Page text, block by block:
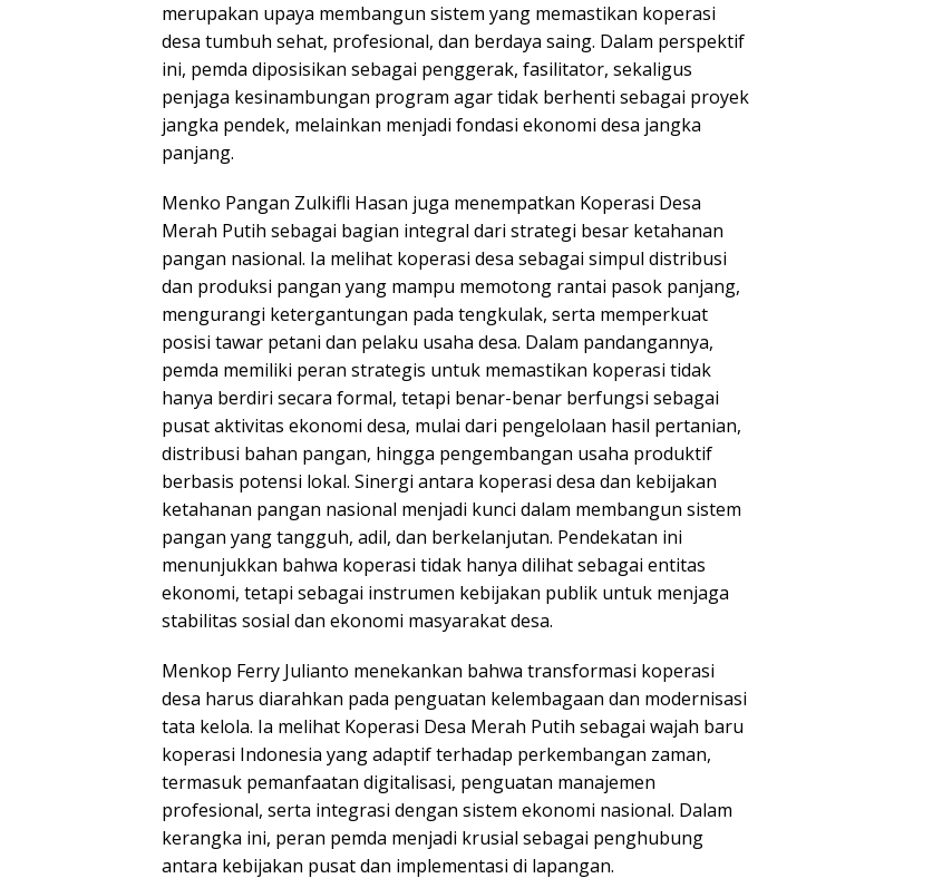
merupakan upaya membangun sistem yang memastikan koperasi
desa tumbuh sehat, profesional, dan berdaya saing. Dalam perspektif
ini, pemda diposisikan sebagai penggerak, fasilitator, sekaligus
penjaga kesinambungan program agar tidak berhenti sebagai proyek
jangka pendek, melainkan menjadi fondasi ekonomi desa jangka
panjang.
Menko Pangan Zulkifli Hasan juga menempatkan Koperasi Desa
Merah Putih sebagai bagian integral dari strategi besar ketahanan
pangan nasional. Ia melihat koperasi desa sebagai simpul distribusi
dan produksi pangan yang mampu memotong rantai pasok panjang,
mengurangi ketergantungan pada tengkulak, serta memperkuat
posisi tawar petani dan pelaku usaha desa. Dalam pandangannya,
pemda memiliki peran strategis untuk memastikan koperasi tidak
hanya berdiri secara formal, tetapi benar-benar berfungsi sebagai
pusat aktivitas ekonomi desa, mulai dari pengelolaan hasil pertanian,
distribusi bahan pangan, hingga pengembangan usaha produktif
berbasis potensi lokal. Sinergi antara koperasi desa dan kebijakan
ketahanan pangan nasional menjadi kunci dalam membangun sistem
pangan yang tangguh, adil, dan berkelanjutan. Pendekatan ini
menunjukkan bahwa koperasi tidak hanya dilihat sebagai entitas
ekonomi, tetapi sebagai instrumen kebijakan publik untuk menjaga
stabilitas sosial dan ekonomi masyarakat desa.
Menkop Ferry Julianto menekankan bahwa transformasi koperasi
desa harus diarahkan pada penguatan kelembagaan dan modernisasi
tata kelola. Ia melihat Koperasi Desa Merah Putih sebagai wajah baru
koperasi Indonesia yang adaptif terhadap perkembangan zaman,
termasuk pemanfaatan digitalisasi, penguatan manajemen
profesional, serta integrasi dengan sistem ekonomi nasional. Dalam
kerangka ini, peran pemda menjadi krusial sebagai penghubung
antara kebijakan pusat dan implementasi di lapangan.